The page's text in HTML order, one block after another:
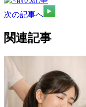
次の記事へ
関連記事